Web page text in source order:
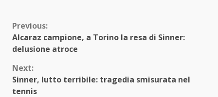
Continue
Reading
Previous:
Alcaraz campione, a Torino la resa di Sinner:
delusione atroce
Next:
Sinner, lutto terribile: tragedia smisurata nel
tennis